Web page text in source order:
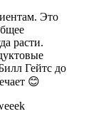
Это
расти.
Гейтс до
😊